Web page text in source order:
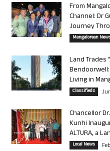
From
Channel: Dr
Journey
Mangalorean
Land Trades
Living in
Classifieds
Chancellor
Kunhi
ALTURA, a
Local News